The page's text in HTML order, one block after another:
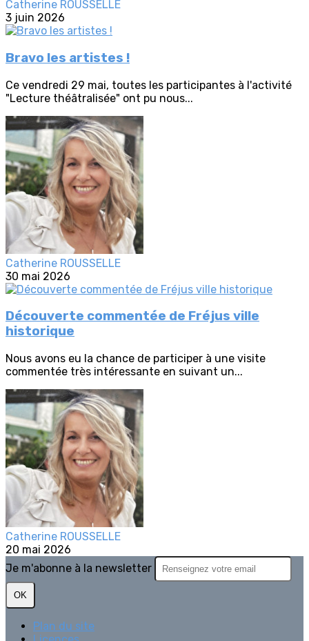
Catherine ROUSSELLE
3 juin 2026
Bravo les artistes !
Ce vendredi 29 mai, toutes les participantes à l'activité
"Lecture théâtralisée" ont pu nous...
Catherine ROUSSELLE
30 mai 2026
Découverte commentée de Fréjus ville
historique
Nous avons eu la chance de participer à une visite
commentée très intéressante en suivant un...
Catherine ROUSSELLE
20 mai 2026
Je m'abonne à la newsletter
OK
Plan du site